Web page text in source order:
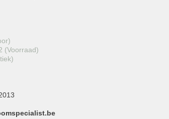
LAURIER
(Voorraad)